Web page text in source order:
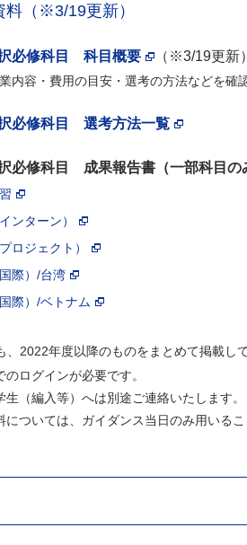
料（※3/19更新）
必修科目 科目概要 （※3/19更新）
内容・費用の目安・選考の方法などを確
必修科目 選考方法一覧
必修科目 成果報告書（一部科目の
ンターン）
ロジェクト）
際）/台湾
際）/ベトナム
、2022年度以降のものをまとめて掲載して
ログインが必要です。
（編入等）へは別途ご連絡いたします。
ついては、ガイダンス当日のみ用いるこ